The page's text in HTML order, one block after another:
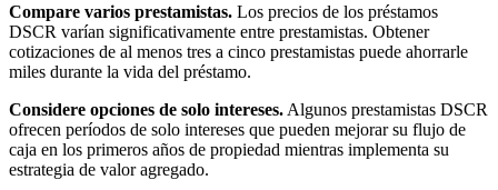
Compare varios prestamistas. Los precios de los préstamos
DSCR varían significativamente entre prestamistas. Obtener
cotizaciones de al menos tres a cinco prestamistas puede ahorrarle
miles durante la vida del préstamo.
Considere opciones de solo intereses. Algunos prestamistas DSCR
ofrecen períodos de solo intereses que pueden mejorar su flujo de
caja en los primeros años de propiedad mientras implementa su
estrategia de valor agregado.